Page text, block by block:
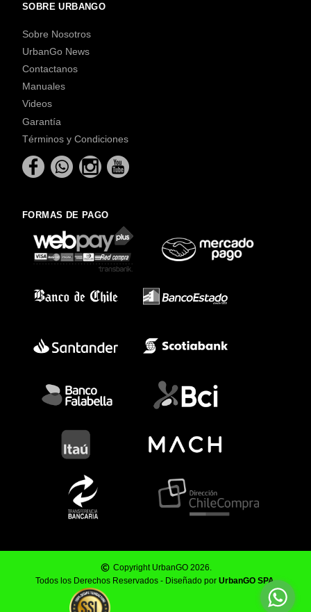
SOBRE URBANGO
Sobre Nosotros
UrbanGo News
Contactanos
Manuales
Videos
Garantía
Términos y Condiciones
FORMAS DE PAGO
Copyright UrbanGO 2026.
Todos los Derechos Reservados - Diseñado por UrbanGO SPA.